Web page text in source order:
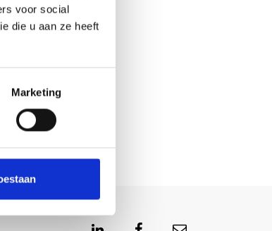
voor social
die u aan ze heeft
Marketing